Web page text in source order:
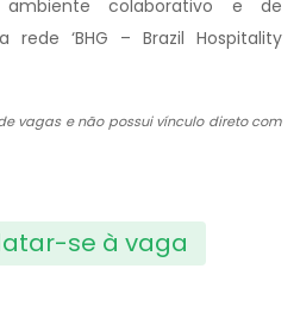
colaborativo e de
rede ‘BHG – Brazil Hospitality
vagas e não possui vínculo direto com
se à vaga